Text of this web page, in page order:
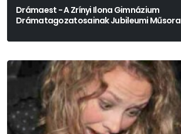
Drámaest - A Zrínyi Ilona Gimnázium
Drámatagozatosainak Jubileumi Műsora